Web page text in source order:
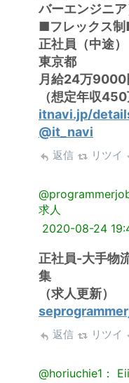
バーエンジニ
■フレックス
正社員（中途）
東京都
月給24万9000
（想定年収
itnavi.jp/
@it_navi
返信 リツイ
求人
2020-08-24
正社員-大手物
集
（求人更新）
返信 リツイ
@horiuchie1：